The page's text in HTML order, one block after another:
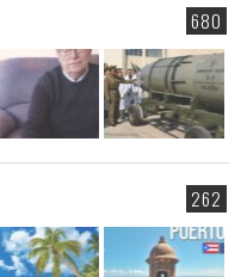
680
262